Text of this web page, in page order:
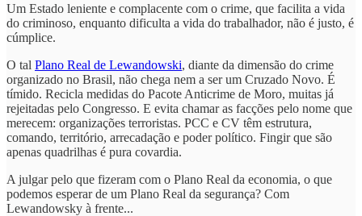
Um Estado leniente e complacente com o crime, que facilita a vida
do criminoso, enquanto dificulta a vida do trabalhador, não é justo, é
cúmplice.
O tal Plano Real de Lewandowski, diante da dimensão do crime
organizado no Brasil, não chega nem a ser um Cruzado Novo. É
tímido. Recicla medidas do Pacote Anticrime de Moro, muitas já
rejeitadas pelo Congresso. E evita chamar as facções pelo nome que
merecem: organizações terroristas. PCC e CV têm estrutura,
comando, território, arrecadação e poder político. Fingir que são
apenas quadrilhas é pura covardia.
A julgar pelo que fizeram com o Plano Real da economia, o que
podemos esperar de um Plano Real da segurança? Com
Lewandowsky à frente...